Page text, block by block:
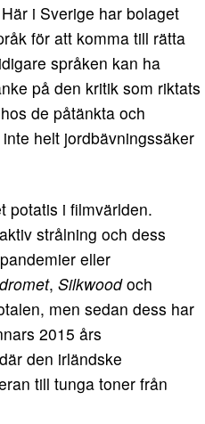
Här i Sverige har bolaget
för att komma till rätta
språken kan ha
på den kritik som riktats
de påtänkta och
helt jordbävningssäker
potatis i filmvärlden.
strålning och dess
eller
, Silkwoodoch
men sedan dess har
2015 års
den irländske
till tunga toner från